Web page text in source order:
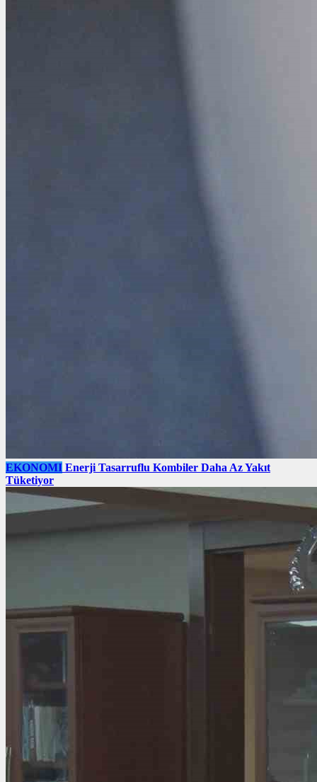
EKONOMI Enerji Tasarruflu Kombiler Daha Az Yakıt
Tüketiyor